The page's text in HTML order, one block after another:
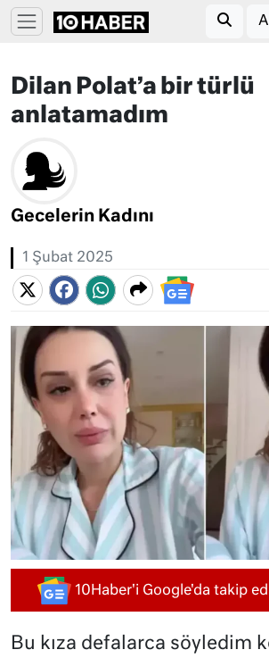
Dilan Polat’a bir türlü
anlatamadım
Gecelerin Kadını
1 Şubat 2025
10Haber'i Google'da takip
Bu kıza defalarca söyledim